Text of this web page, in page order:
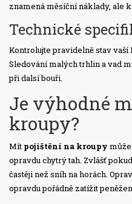
znamená měsíční náklady, ale
Technické
Kontrolujte pravidelně stav vaší
Sledování malých trhlin a vad
při dalsí bouři.
Je výhodné
kroupy?
Mít pojištění na kroupy
opravdu chytrý tah. Zvlášť
častěji než sníh na horách.
opravdu pořádně zatížit